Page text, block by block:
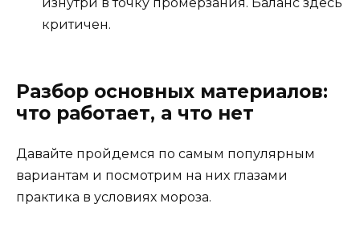
критичен.
Разбор основных материалов:
что работает, а что нет
Давайте пройдемся по самым популярным
вариантам и посмотрим на них глазами
практика в условиях мороза.